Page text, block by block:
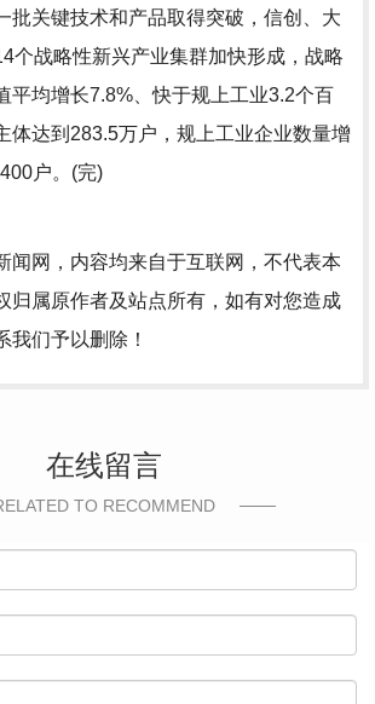
批关键技术和产品取得突破，信创、大
个战略性新兴产业集群加快形成，战略
平均增长7.8%、快于规上工业3.2个百
体达到283.5万户，规上工业企业数量增
户。(完)
闻网，内容均来自于互联网，不代表本
归属原作者及站点所有，如有对您造成
我们予以删除！
在线留言
TO RECOMMEND